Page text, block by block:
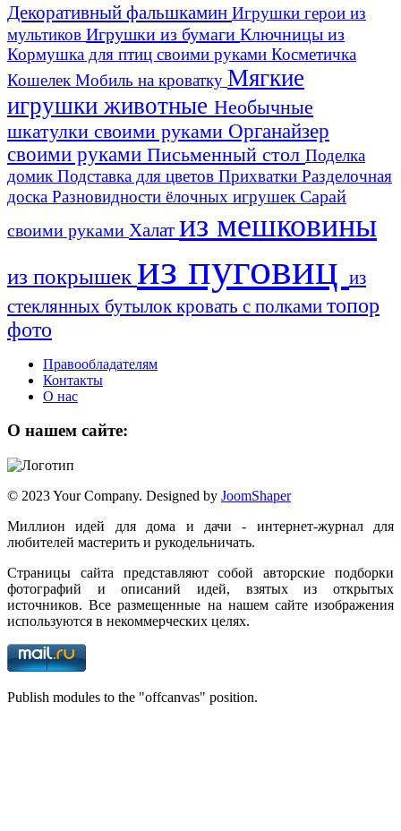
Декоративный фальшкамин Игрушки герои из
мультиков Игрушки из бумаги Ключницы из
Кормушка для птиц своими руками Косметичка
Кошелек Мобиль на кроватку Мягкие
игрушки животные Необычные
шкатулки своими руками Органайзер
своими руками Письменный стол Поделка
домик Подставка для цветов Прихватки Разделочная
доска Разновидности ёлочных игрушек Сарай
своими руками Халат из мешковины
из покрышек из пуговиц из
стеклянных бутылок кровать с полками топор
фото
Правообладателям
Контакты
О нас
О нашем сайте:
© 2023 Your Company. Designed by JoomShaper
Миллион идей для дома и дачи - интернет-журнал для
любителей мастерить и рукодельничать.
Страницы сайта представляют собой авторские подборки
фотографий и описаний идей, взятых из открытых
источников. Все размещенные на нашем сайте изображения
используются в некоммерческих целях.
Publish modules to the "offcanvas" position.